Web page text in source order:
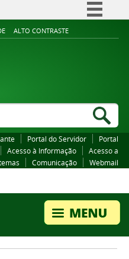
Simplifique!
Legislação
ALTO CONTRASTE
Portal do Servidor
Portal
Acesso à Informação
Acesso a
Comunicação Webmail